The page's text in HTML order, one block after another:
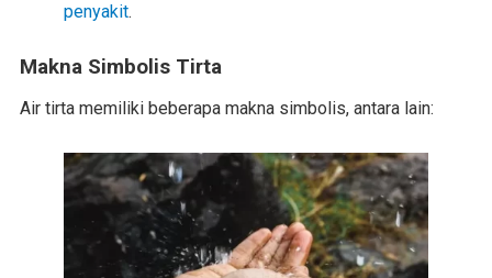
penyakit.
Makna Simbolis Tirta
Air tirta memiliki beberapa makna simbolis, antara lain: